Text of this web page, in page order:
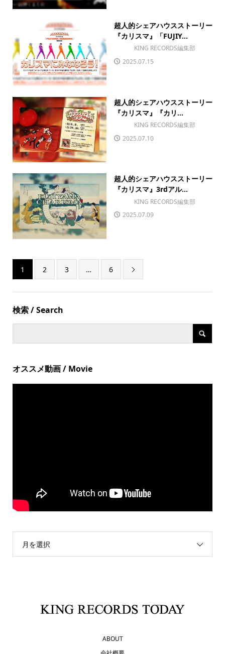
超人的シェアハウスストーリー
『カリスマ』「FUJIY...
KING RECORDS編集部
2025.07.15
超人的シェアハウスストーリー
『カリスマ』『カリ...
KING RECORDS編集部
2025.07.10
超人的シェアハウスストーリー
『カリスマ』3rdアル...
KING RECORDS編集部
2025.07.09
1 2 3 … 6 
検索 / Search
オススメ動画 / Movie
月を選択
ABOUT